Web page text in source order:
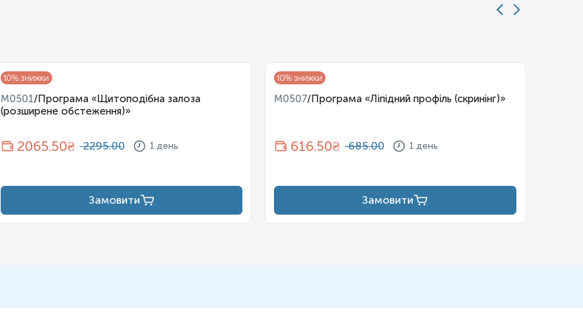
10% знижки
M0501/Програма «Щитоподібна залоза
(розширене обстеження)»
2065.50₴ 2295.00 1 день
Замовити
10% знижки
M0507/Програма «Ліпідний профіль (скринінг)»
616.50₴ 685.00 1 день
Замовити